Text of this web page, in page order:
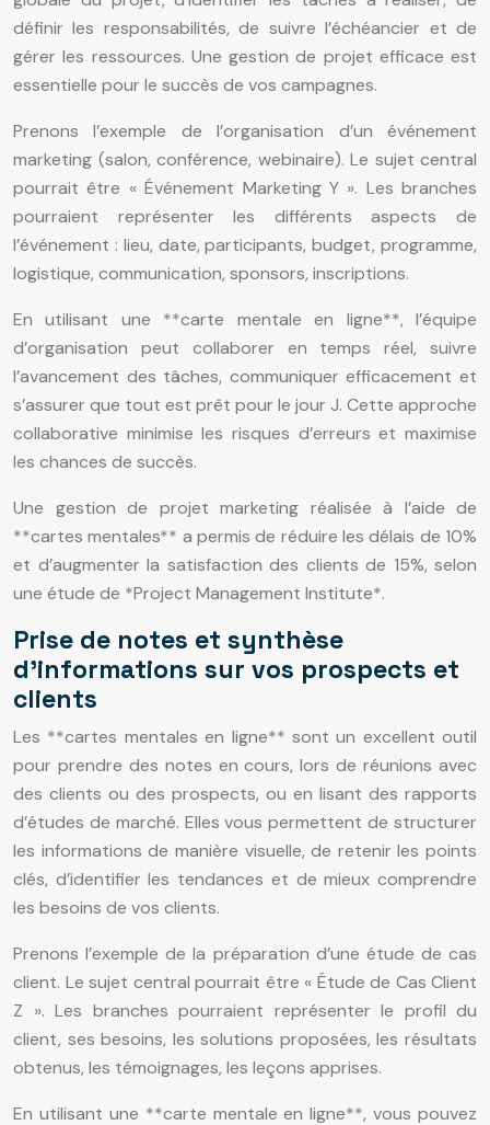
définir les responsabilités, de suivre l’échéancier et de
gérer les ressources. Une gestion de projet efficace est
essentielle pour le succès de vos campagnes.
Prenons l’exemple de l’organisation d’un événement
marketing (salon, conférence, webinaire). Le sujet central
pourrait être « Événement Marketing Y ». Les branches
pourraient représenter les différents aspects de
l’événement : lieu, date, participants, budget, programme,
logistique, communication, sponsors, inscriptions.
En utilisant une **carte mentale en ligne**, l’équipe
d’organisation peut collaborer en temps réel, suivre
l’avancement des tâches, communiquer efficacement et
s’assurer que tout est prêt pour le jour J. Cette approche
collaborative minimise les risques d’erreurs et maximise
les chances de succès.
Une gestion de projet marketing réalisée à l’aide de
**cartes mentales** a permis de réduire les délais de 10%
et d’augmenter la satisfaction des clients de 15%, selon
une étude de *Project Management Institute*.
Prise de notes et synthèse
d’informations sur vos prospects et
clients
Les **cartes mentales en ligne** sont un excellent outil
pour prendre des notes en cours, lors de réunions avec
des clients ou des prospects, ou en lisant des rapports
d’études de marché. Elles vous permettent de structurer
les informations de manière visuelle, de retenir les points
clés, d’identifier les tendances et de mieux comprendre
les besoins de vos clients.
Prenons l’exemple de la préparation d’une étude de cas
client. Le sujet central pourrait être « Étude de Cas Client
Z ». Les branches pourraient représenter le profil du
client, ses besoins, les solutions proposées, les résultats
obtenus, les témoignages, les leçons apprises.
En utilisant une **carte mentale en ligne**, vous pouvez